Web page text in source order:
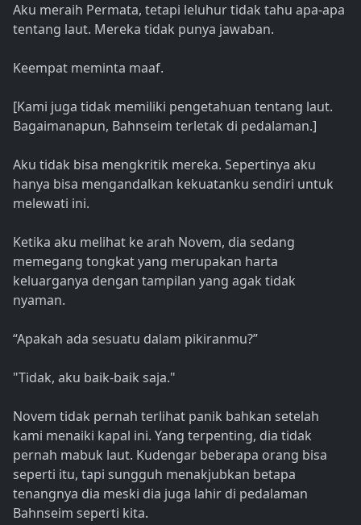
Aku meraih Permata, tetapi leluhur tidak tahu apa-apa
tentang laut. Mereka tidak punya jawaban.
Keempat meminta maaf.
[Kami juga tidak memiliki pengetahuan tentang laut.
Bagaimanapun, Bahnseim terletak di pedalaman.]
Aku tidak bisa mengkritik mereka. Sepertinya aku
hanya bisa mengandalkan kekuatanku sendiri untuk
melewati ini.
Ketika aku melihat ke arah Novem, dia sedang
memegang tongkat yang merupakan harta
keluarganya dengan tampilan yang agak tidak
nyaman.
“Apakah ada sesuatu dalam pikiranmu?”
"Tidak, aku baik-baik saja."
Novem tidak pernah terlihat panik bahkan setelah
kami menaiki kapal ini. Yang terpenting, dia tidak
pernah mabuk laut. Kudengar beberapa orang bisa
seperti itu, tapi sungguh menakjubkan betapa
tenangnya dia meski dia juga lahir di pedalaman
Bahnseim seperti kita.